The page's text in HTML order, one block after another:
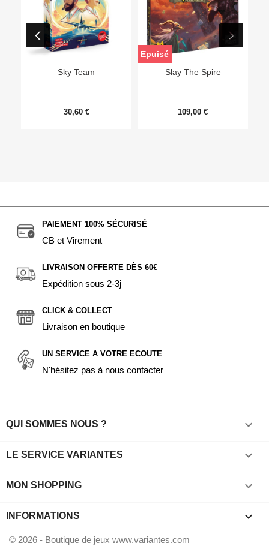
Sky Team
30,60 €
Slay The Spire
109,00 €
Epuisé
PAIEMENT 100% SÉCURISÉ
CB et Virement
LIVRAISON OFFERTE DÈS 60€
Expédition sous 2-3j
CLICK & COLLECT
Livraison en boutique
UN SERVICE A VOTRE ECOUTE
N'hésitez pas à nous contacter
QUI SOMMES NOUS ? 
LE SERVICE VARIANTES 
MON SHOPPING 
INFORMATIONS keyboard_arrow_down
© 2026 - Boutique de jeux www.variantes.com